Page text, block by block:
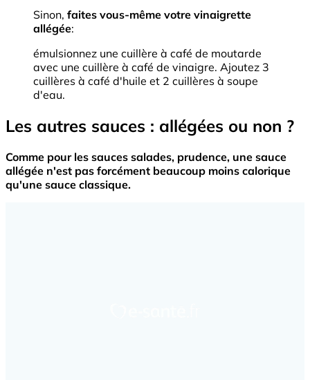
Sinon, faites vous-même votre vinaigrette
allégée:
émulsionnez une cuillère à café de moutarde
avec une cuillère à café de vinaigre. Ajoutez 3
cuillères à café d'huile et 2 cuillères à soupe
d'eau.
Les autres sauces : allégées ou non ?
Comme pour les sauces salades, prudence, une sauce
allégée n'est pas forcément beaucoup moins calorique
qu'une sauce classique.